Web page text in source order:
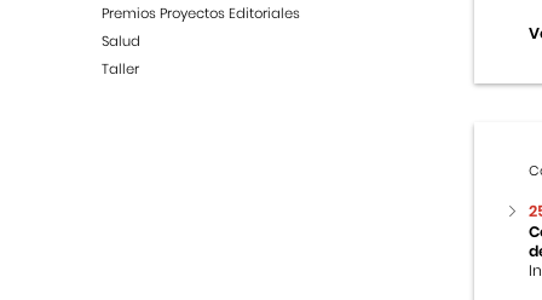
Premios Proyectos Editoriales
Salud
Taller